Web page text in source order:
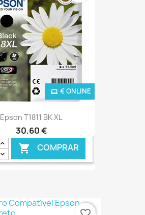
Epson T1811 BK XL
30,60 €
 COMPRAR
€ ONLINE